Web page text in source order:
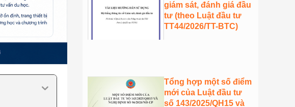
giám sát, đánh giá đầu
tư (theo Luật đầu tư
TT44/2026/TT-BTC)
Tổng hợp một số điểm
mới của Luật đầu tư
số 143/2025/QH15 và